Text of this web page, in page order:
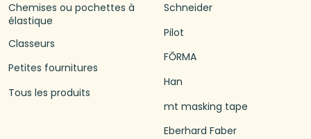
Chemises ou pochettes à
élastique
Classeurs
Petites fournitures
Tous les produits
Schneider
Pilot
FŌRMA
Han
mt masking tape
Eberhard Faber